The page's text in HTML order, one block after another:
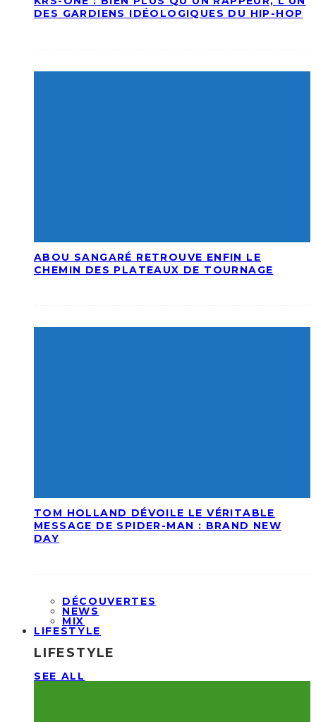
DES GARDIENS IDÉOLOGIQUES DU HIP-HOP
ABOU SANGARÉ RETROUVE ENFIN LE
CHEMIN DES PLATEAUX DE TOURNAGE
TOM HOLLAND DÉVOILE LE VÉRITABLE
MESSAGE DE SPIDER-MAN : BRAND NEW
DAY
DÉCOUVERTES
NEWS
MIX
LIFESTYLE
LIFESTYLE
SEE ALL